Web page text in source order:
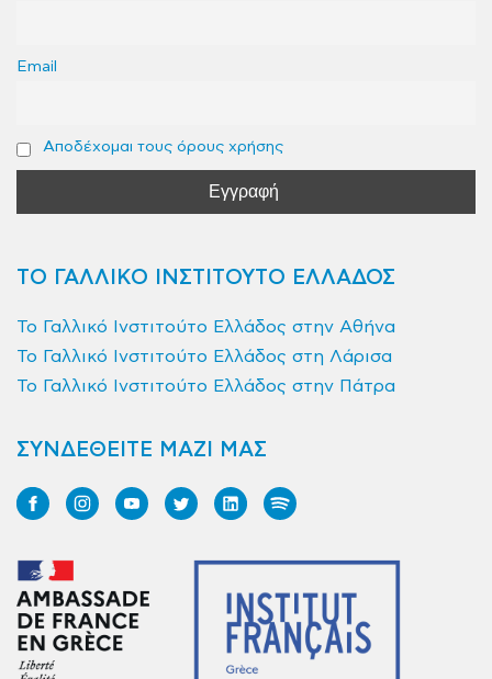
Email
Αποδέχομαι τους όρους χρήσης
ΤΟ ΓΑΛΛΙΚΟ ΙΝΣΤΙΤΟΥΤΟ ΕΛΛΑΔΟΣ
Το Γαλλικό Ινστιτούτο Ελλάδος στην Αθήνα
Το Γαλλικό Ινστιτούτο Ελλάδος στη Λάρισα
Το Γαλλικό Ινστιτούτο Ελλάδος στην Πάτρα
ΣΥΝΔΕΘΕΙΤΕ ΜΑΖΙ ΜΑΣ